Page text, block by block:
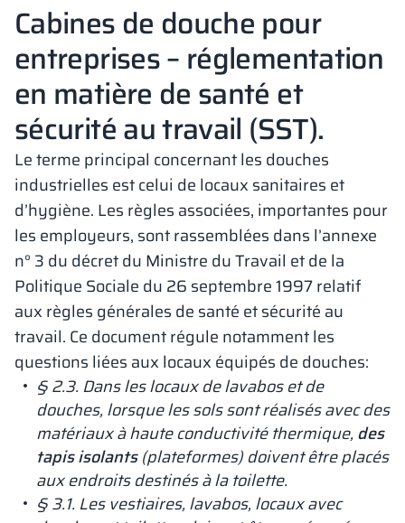
Cabines de douche pour
entreprises – réglementation
en matière de santé et
sécurité au travail (SST).
Le terme principal concernant les douches
industrielles est celui de locaux sanitaires et
d’hygiène. Les règles associées, importantes pour
les employeurs, sont rassemblées dans l’annexe
n° 3 du décret du Ministre du Travail et de la
Politique Sociale du 26 septembre 1997 relatif
aux règles générales de santé et sécurité au
travail. Ce document régule notamment les
questions liées aux locaux équipés de douches:
§ 2.3. Dans les locaux de lavabos et de
douches, lorsque les sols sont réalisés avec des
matériaux à haute conductivité thermique,des
tapis isolants(plateformes) doivent être placés
aux endroits destinés à la toilette.
§ 3.1. Les vestiaires, lavabos, locaux avec